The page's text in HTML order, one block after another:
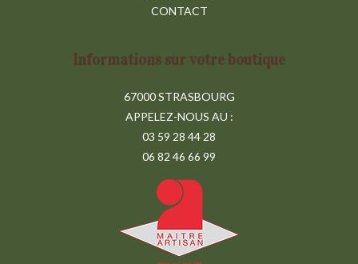
CONTACT
Informations sur votre boutique
67000 STRASBOURG
APPELEZ-NOUS AU :
03 59 28 44 28
06 82 46 66 99